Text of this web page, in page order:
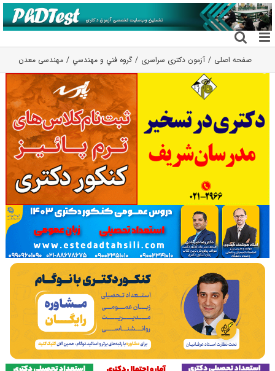
رفتن
به
محتوا
صفحه اصلی آزمون دکتری سراسری گروه فني و مهندسي مهندسی معدن